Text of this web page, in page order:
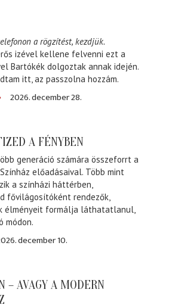
a rögzítést, kezdjük.
izével kellene felvenni ezt a
Bartókék dolgoztak annak idején.
itt, az passzolna hozzám.
2026. december 28.
A FÉNYBEN
generáció számára összeforrt a
előadásaival. Több mint
a színházi háttérben,
fővilágosítóként rendezők,
élményeit formálja láthatatlanul,
módon.
december 10.
– AVAGY A MODERN